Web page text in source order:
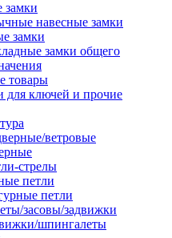
замки
навесные замки
замки
замки общего
товары
для ключей и прочие
ветровые
стрелы
петли
петли
засовы/задвижки
шпингалеты